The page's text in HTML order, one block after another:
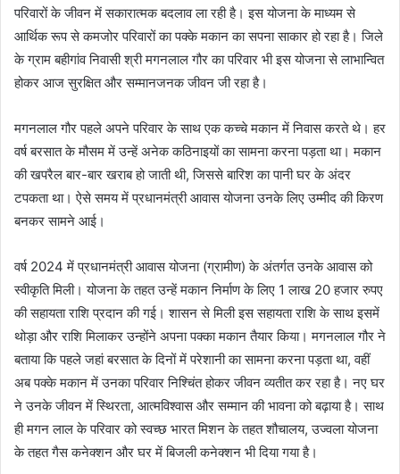
परिवारों के जीवन में सकारात्मक बदलाव ला रही है। इस योजना के माध्यम से
आर्थिक रूप से कमजोर परिवारों का पक्के मकान का सपना साकार हो रहा है। जिले
के ग्राम बहीगांव निवासी श्री मगनलाल गौर का परिवार भी इस योजना से लाभान्वित
होकर आज सुरक्षित और सम्मानजनक जीवन जी रहा है।
मगनलाल गौर पहले अपने परिवार के साथ एक कच्चे मकान में निवास करते थे। हर
वर्ष बरसात के मौसम में उन्हें अनेक कठिनाइयों का सामना करना पड़ता था। मकान
की खपरैल बार-बार खराब हो जाती थी, जिससे बारिश का पानी घर के अंदर
टपकता था। ऐसे समय में प्रधानमंत्री आवास योजना उनके लिए उम्मीद की किरण
बनकर सामने आई।
वर्ष 2024 में प्रधानमंत्री आवास योजना (ग्रामीण) के अंतर्गत उनके आवास को
स्वीकृति मिली। योजना के तहत उन्हें मकान निर्माण के लिए 1 लाख 20 हजार रुपए
की सहायता राशि प्रदान की गई। शासन से मिली इस सहायता राशि के साथ इसमें
थोड़ा और राशि मिलाकर उन्होंने अपना पक्का मकान तैयार किया। मगनलाल गौर ने
बताया कि पहले जहां बरसात के दिनों में परेशानी का सामना करना पड़ता था, वहीं
अब पक्के मकान में उनका परिवार निश्चिंत होकर जीवन व्यतीत कर रहा है। नए घर
ने उनके जीवन में स्थिरता, आत्मविश्वास और सम्मान की भावना को बढ़ाया है। साथ
ही मगन लाल के परिवार को स्वच्छ भारत मिशन के तहत शौचालय, उज्वला योजना
के तहत गैस कनेक्शन और घर में बिजली कनेक्शन भी दिया गया है।